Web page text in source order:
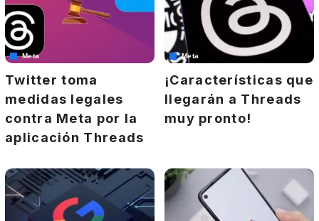
Meta
Twitter toma
medidas legales
contra Meta por la
aplicación Threads
Meta
¡Características que
llegarán a Threads
muy pronto!